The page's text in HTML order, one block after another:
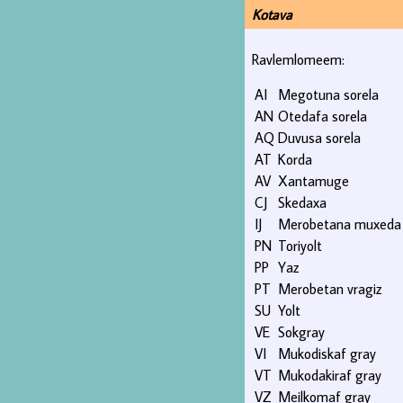
Kotava
Ravlemlomeem:
AI
Megotuna sorela
AN Otedafa sorela
AQ Duvusa sorela
AT Korda
AV Xantamuge
CJ Skedaxa
IJ
Merobetana muxeda
PN Toriyolt
PP Yaz
PT Merobetan vragiz
SU Yolt
VE Sokgray
VI
Mukodiskaf gray
VT Mukodakiraf gray
VZ Meilkomaf gray